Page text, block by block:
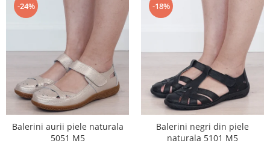
-24%
Balerini aurii piele naturala
5051 M5
-18%
Balerini negri din piele
naturala 5101 M5